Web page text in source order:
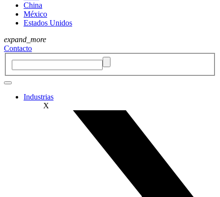
China
México
Estados Unidos
expand_more
Contacto
Industrias
X